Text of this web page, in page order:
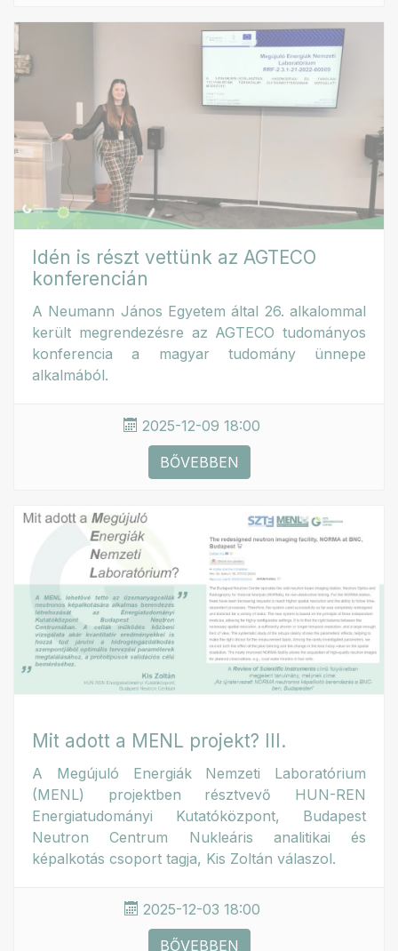
Idén is részt vettünk az AGTECO
konferencián
A Neumann János Egyetem által 26. alkalommal
került megrendezésre az AGTECO tudományos
konferencia a magyar tudomány ünnepe
alkalmából.
2025-12-09 18:00
BŐVEBBEN
Mit adott a MENL projekt? III.
A Megújuló Energiák Nemzeti Laboratórium
(MENL) projektben résztvevő HUN-REN
Energiatudományi Kutatóközpont, Budapest
Neutron Centrum Nukleáris analitikai és
képalkotás csoport tagja, Kis Zoltán válaszol.
2025-12-03 18:00
BŐVEBBEN